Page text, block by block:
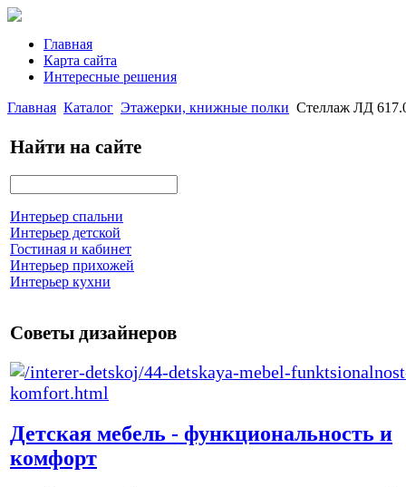
Главная
Карта сайта
Интересные решения
Главная Каталог Этажерки, книжные полки Стеллаж ЛД
Найти на сайте
Интерьер спальни
Интерьер детской
Гостиная и кабинет
Интерьер прихожей
Интерьер кухни
Советы дизайнеров
Детская мебель - функциональность и
комфорт